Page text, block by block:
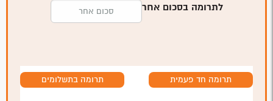
לתרומה בסכום אחר
תרומה חד פעמית תרומה בתשלומים